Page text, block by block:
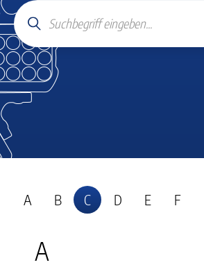
A B C D E F
A